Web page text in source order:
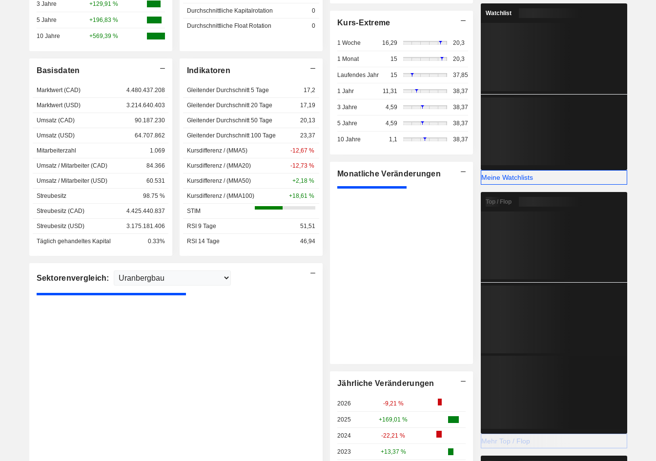
3 Jahre +129,91 %
5 Jahre +196,83 %
10 Jahre +569,39 %
Durchschnittliche Kapitalrotation 0
Durchschnittliche Float Rotation 0
Basisdaten
Marktwert (CAD) 4.480.437.208
Marktwert (USD) 3.214.640.403
Umsatz (CAD) 90.187.230
Umsatz (USD) 64.707.862
Mitarbeiterzahl 1.069
Umsatz / Mitarbeiter (CAD) 84.366
Umsatz / Mitarbeiter (USD) 60.531
Streubesitz 98.75 %
Streubesitz (CAD) 4.425.440.837
Streubesitz (USD) 3.175.181.406
Täglich gehandeltes Kapital 0.33%
Indikatoren
Gleitender Durchschnitt 5 Tage 17,2
Gleitender Durchschnitt 20 Tage 17,19
Gleitender Durchschnitt 50 Tage 20,13
Gleitender Durchschnitt 100 Tage 23,37
Kursdifferenz / (MMA5) -12,67 %
Kursdifferenz / (MMA20) -12,73 %
Kursdifferenz / (MMA50) +2,18 %
Kursdifferenz / (MMA100) +18,61 %
STIM
RSI 9 Tage 51,51
RSI 14 Tage 46,94
Sektorenvergleich:
Kurs-Extreme
1 Woche 16,29 20,3
1 Monat 15 20,3
Laufendes Jahr 15 37,85
1 Jahr 11,31 38,37
3 Jahre 4,59 38,37
5 Jahre 4,59 38,37
10 Jahre 1,1 38,37
Monatliche Veränderungen
Jährliche Veränderungen
2026 -9,21 %
2025 +169,01 %
2024 -22,21 %
2023 +13,37 %
Watchlist
Meine Watchlists
Top / Flop
Mehr Top / Flop